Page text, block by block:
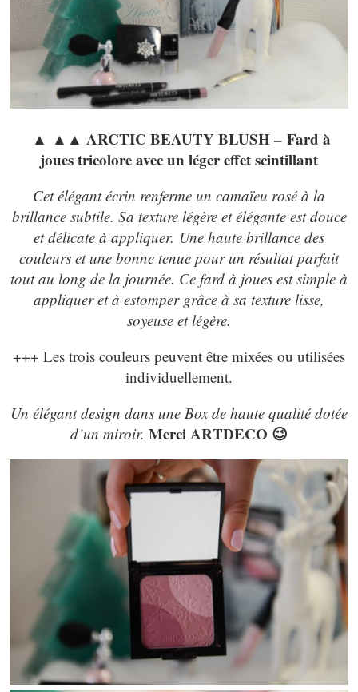
▲ ▲▲ ARCTIC BEAUTY BLUSH – Fard à
joues tricolore avec un léger effet scintillant
Cet élégant écrin renferme un camaïeu rosé à la
brillance subtile. Sa texture légère et élégante est douce
et délicate à appliquer. Une haute brillance des
couleurs et une bonne tenue pour un résultat parfait
tout au long de la journée. Ce fard à joues est simple à
appliquer et à estomper grâce à sa texture lisse,
soyeuse et légère.
+++ Les trois couleurs peuvent être mixées ou utilisées
individuellement.
Un élégant design dans une Box de haute qualité dotée
d’un miroir. Merci ARTDECO 😉